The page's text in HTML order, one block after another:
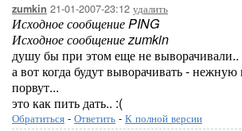
zumkin 21-01-2007-23:12 удалить
Исходное сообщение PING
Исходное сообщение zumkin
душу бы при этом еще не выворачивали..
а вот когда будут выворачивать -
порвут...
это как пить дать.. :(
Обратиться - Ответить - К полной версии